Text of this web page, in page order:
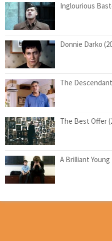
Inglourious
Donnie Darko
The
The Best Offer
A Brilliant Young